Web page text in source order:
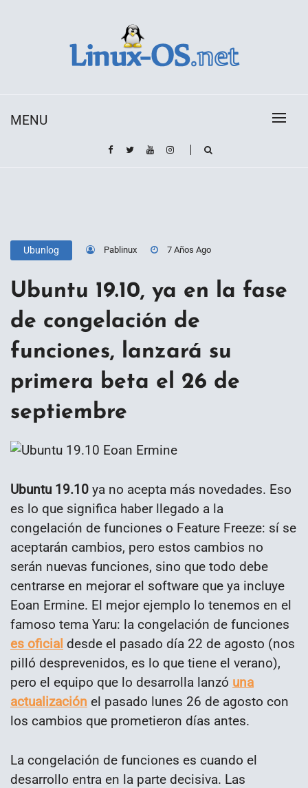
MENU
Ubunlog Pablinux 7 Años Ago
Ubuntu 19.10, ya en la fase
de congelación de
funciones, lanzará su
primera beta el 26 de
septiembre
Ubuntu 19.10 ya no acepta más novedades. Eso
es lo que significa haber llegado a la
congelación de funciones o Feature Freeze: sí se
aceptarán cambios, pero estos cambios no
serán nuevas funciones, sino que todo debe
centrarse en mejorar el software que ya incluye
Eoan Ermine. El mejor ejemplo lo tenemos en el
famoso tema Yaru: la congelación de funciones
es oficial desde el pasado día 22 de agosto (nos
pilló desprevenidos, es lo que tiene el verano),
pero el equipo que lo desarrolla lanzó una
actualización el pasado lunes 26 de agosto con
los cambios que prometieron días antes.
La congelación de funciones es cuando el
desarrollo entra en la parte decisiva. Las